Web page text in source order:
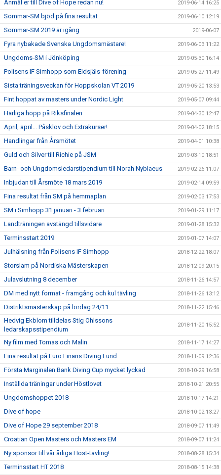
Anmäl er till Dive of Hope redan nu! 2019-06-14 16:25
Sommar-SM bjöd på fina resultat 2019-06-10 12:19
Sommar-SM 2019 är igång 2019-06-07
Fyra nybakade Svenska Ungdomsmästare! 2019-06-03 11:22
Ungdoms-SM i Jönköping 2019-05-30 16:14
Polisens IF Simhopp som Eldsjäls-förening 2019-05-27 11:49
Sista träningsveckan för Hoppskolan VT 2019 2019-05-20 13:53
Fint hoppat av masters under Nordic Light 2019-05-07 09:44
Härliga hopp på Riksfinalen 2019-04-30 12:47
April, april... Påsklov och Extrakurser! 2019-04-02 18:15
Handlingar från Årsmötet 2019-04-01 10:38
Guld och Silver till Richie på JSM 2019-03-10 18:51
Barn- och Ungdomsledarstipendium till Norah Nyblaeus 2019-02-26 11:07
Inbjudan till Årsmöte 18 mars 2019 2019-02-14 09:59
Fina resultat från SM på hemmaplan 2019-02-03 17:53
SM i Simhopp 31 januari - 3 februari 2019-01-29 11:17
Landträningen avstängd tillsvidare 2019-01-28 15:32
Terminsstart 2019 2019-01-07 14:07
Julhälsning från Polisens IF Simhopp 2018-12-22 18:07
Storslam på Nordiska Mästerskapen 2018-12-09 20:15
Julavslutning 8 december 2018-11-26 14:57
DM med nytt format - framgång och kul tävling 2018-11-26 13:12
Distriktsmästerskap på lördag 24/11 2018-11-22 15:46
Hedvig Ekblom tilldelas Stig Ohlssons
ledarskapsstipendium
2018-11-20 15:52
Ny film med Tomas och Malin 2018-11-17 14:27
Fina resultat på Euro Finans Diving Lund 2018-11-09 12:36
Första Marginalen Bank Diving Cup mycket lyckad 2018-10-29 16:58
Inställda träningar under Höstlovet 2018-10-21 20:55
Ungdomshoppet 2018 2018-10-17 14:21
Dive of hope 2018-10-02 13:27
Dive of Hope 29 september 2018 2018-09-07 11:49
Croatian Open Masters och Masters EM 2018-09-07 11:24
Ny sponsor till vår årliga Höst-tävling! 2018-08-28 15:34
Terminsstart HT 2018 2018-08-15 14:38